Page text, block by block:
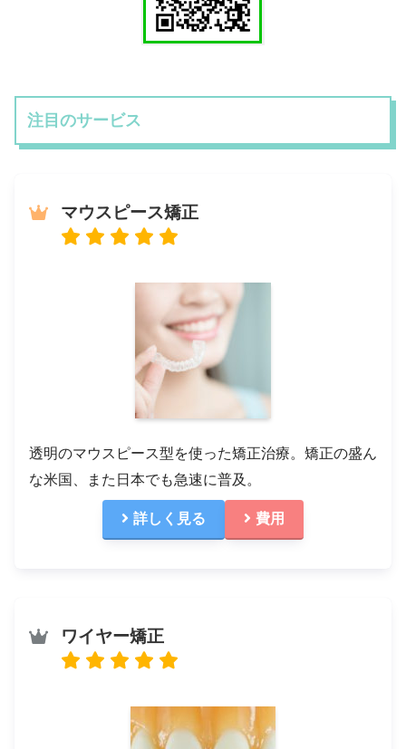
注目のサービス
マウスピース矯正
透明のマウスピース型を使った矯正治療。矯正の盛ん
な米国、また日本でも急速に普及。
詳しく見る 費用
ワイヤー矯正